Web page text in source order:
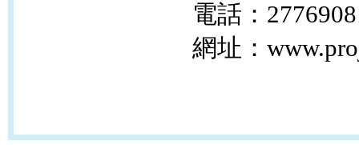
電話：
網址：